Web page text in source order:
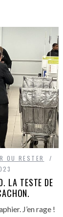
OU RESTER
LA TESTE DE
J’en rage !